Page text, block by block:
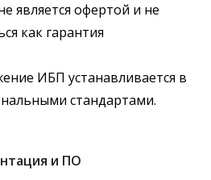
является офертой и не
как гарантия
ИБП устанавливается в
стандартами.
и ПО